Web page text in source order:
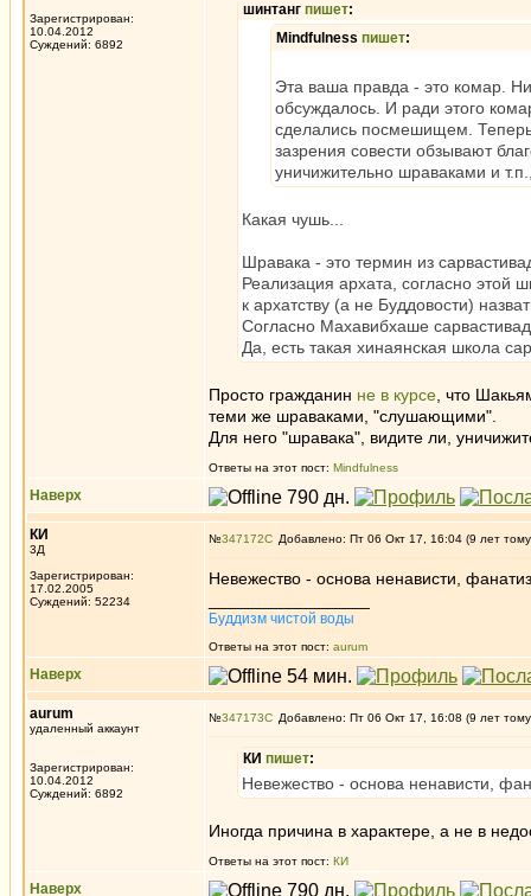
Зарегистрирован:
10.04.2012
Суждений: 6892
шинтанг пишет:
Mindfulness пишет:
Эта ваша правда - это комар.
обсуждалось. И ради этого
сделались посмешищем.
зазрения совести обзывают
уничижительно шраваками и
Какая чушь...
Шравака - это термин из
Реализация архата, согласно этой
к архатству (а не Буддовости)
Согласно Махавибхаше
Да, есть такая хинаянская школа
Просто гражданин не в курсе , что
теми же шраваками, "слушающими".
Для него "шравака", видите ли,
Ответы на этот пост: Mindfulness
Наверх
КИ
3Д
Зарегистрирован:
17.02.2005
Суждений: 52234
№347172 Добавлено: Пт 06 Окт 17, 16:04 (9 лет
Невежество - основа ненависти,
Буддизм чистой воды
Ответы на этот пост: aurum
Наверх
aurum
удаленный аккаунт
Зарегистрирован:
10.04.2012
Суждений: 6892
№347173 Добавлено: Пт 06 Окт 17, 16:08 (9 лет
КИ пишет:
Невежество - основа ненависти,
Иногда причина в характере, а не в
Ответы на этот пост: КИ
Наверх